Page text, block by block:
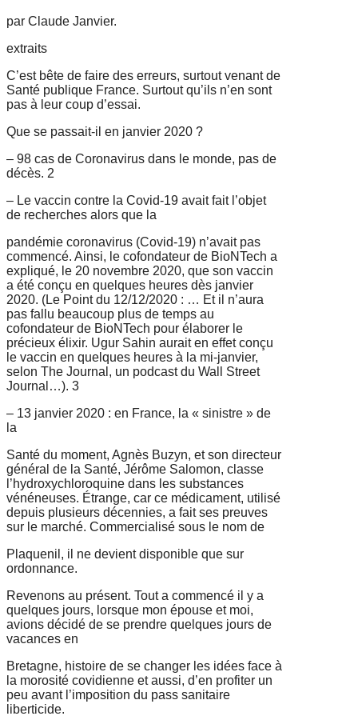
par Claude Janvier.
extraits
C’est bête de faire des erreurs, surtout venant de
Santé publique France. Surtoutqu’ils n’en sont
pas à leur coup d’essai.
Que se passait-il en janvier 2020 ?
– 98 cas de Coronavirus dans le monde, pas de
décès. 2
– Le vaccin contre la Covid-19 avait fait l’objet
de recherches alors que la
pandémie coronavirus (Covid-19) n’avait pas
commencé. Ainsi, le cofondateur de BioNTech a
expliqué, le 20 novembre 2020, que son vaccin
a été conçu en quelques heures dès janvier
2020. (Le Point du 12/12/2020 : … Et il n’aura
pas fallu beaucoup plus de temps au
cofondateur de BioNTech pour élaborer le
précieux élixir. Ugur Sahin aurait en effet conçu
le vaccin en quelques heures à la mi-janvier,
selon The Journal, un podcast du Wall Street
Journal…). 3
– 13 janvier 2020 : en France, la « sinistre » de
la
Santé du moment, Agnès Buzyn, et son directeur
général de la Santé, Jérôme Salomon, classe
l’hydroxychloroquine dans les substances
vénéneuses. Étrange, car ce médicament, utilisé
depuis plusieurs décennies, a fait ses preuves
sur le marché. Commercialisé sous le nom de
Plaquenil, il ne devient disponible que sur
ordonnance.
Revenons au présent. Tout a commencé il y a
quelques jours, lorsque mon épouse et moi,
avions décidé de se prendre quelques jours de
vacances en
Bretagne, histoire de se changer les idées face à
la morosité covidienne et aussi, d’en profiter un
peu avant l’imposition du pass sanitaire
liberticide.